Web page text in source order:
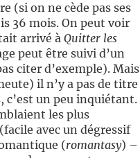
(si on ne cède pas ses
36 mois. On peut voir
arrivé à Quitter les
peut être suivi d’un
citer d’exemple). Mais
il n’y a pas de titre
c’est un peu inquiétant.
les plus
avec un dégressif
(romantasy) –